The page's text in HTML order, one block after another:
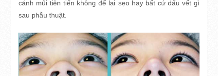
cánh mũi tiên tiến không để lại sẹo hay bất cứ dấu vết gì
sau phẫu thuật.